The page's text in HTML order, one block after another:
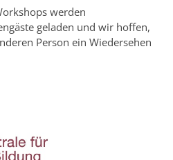
werden
geladen und wir hoffen,
Person ein Wiedersehen